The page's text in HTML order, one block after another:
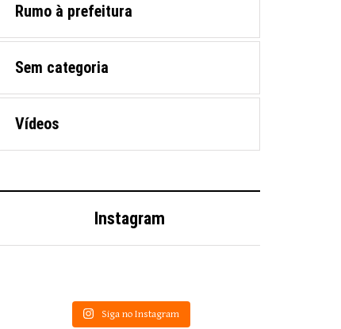
Rumo à prefeitura
Sem categoria
Vídeos
Instagram
Siga no Instagram